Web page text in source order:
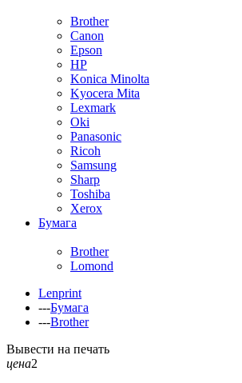
Brother
Canon
Epson
HP
Konica Minolta
Kyocera Mita
Lexmark
Oki
Panasonic
Ricoh
Samsung
Sharp
Toshiba
Xerox
Бумага
Brother
Lomond
Lenprint
---Бумага
---Brother
Вывести на печать
цена2